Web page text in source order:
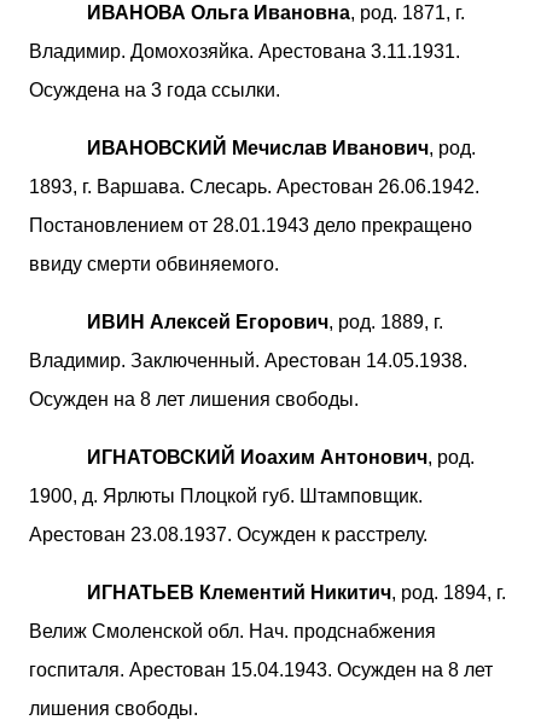
ИВАНОВА Ольга Ивановна, род. 1871, г.
Владимир. Домохозяйка. Арестована 3.11.1931.
Осуждена на 3 года ссылки.
ИВАНОВСКИЙ Мечислав Иванович, род.
1893, г. Варшава. Слесарь. Арестован 26.06.1942.
Постановлением от 28.01.1943 дело прекращено
ввиду смерти обвиняемого.
ИВИН Алексей Егорович, род. 1889, г.
Владимир. Заключенный. Арестован 14.05.1938.
Осужден на 8 лет лишения свободы.
ИГНАТОВСКИЙ Иоахим Антонович, род.
1900, д. Ярлюты Плоцкой губ. Штамповщик.
Арестован 23.08.1937. Осужден к расстрелу.
ИГНАТЬЕВ Клементий Никитич, род. 1894, г.
Велиж Смоленской обл. Нач. продснабжения
госпиталя. Арестован 15.04.1943. Осужден на 8 лет
лишения свободы.